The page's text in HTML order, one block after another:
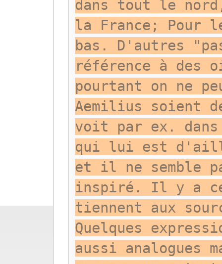
dans tout le
la France; Pour
bas. D'autres
référence à des
pourtant on ne
Aemilius soient de
voit par ex.
qui lui est
et il ne semble
inspiré. Il y a
tiennent aux
Quelques
aussi analogues